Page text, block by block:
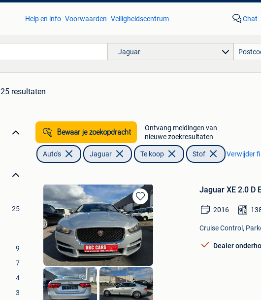
Help en info Voorwaarden Veiligheidscentrum Chat
Jaguar
25 resultaten
25
9
7
4
3
Bewaar je zoekopdracht
Ontvang meldingen van
nieuwe zoekresultaten
Auto's Jaguar Te koop Stof Verwijder
Bewaren
in
Mijn
Favorieten
Jaguar XE 2.0 D
2016
Cruise Control,
Dealer